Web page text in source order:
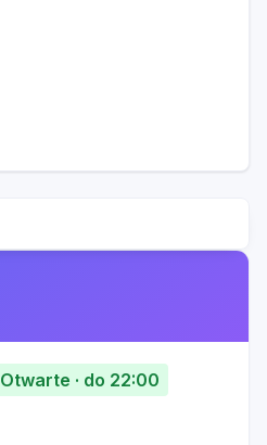
Otwarte · do 22:00